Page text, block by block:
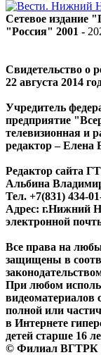
Сетевое издание
"Россия" 2001 -
Свидетельство о
22 августа 2014
Учредитель
предприятие
телевизионная и
редактор – Елена
Редактор сайта
Альбина
Тел. +7(831) 434-
Адрес: г.Нижний
электронной
Все права на
защищены в
При любом
видеоматериалов
полной или
в Интернете
детей старше 16
© Филиал ВГТРК